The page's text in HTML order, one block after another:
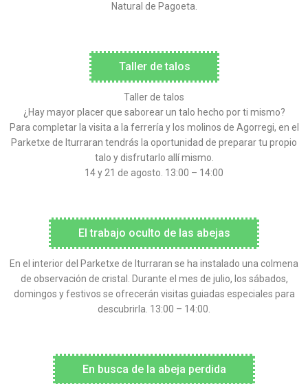
Natural de Pagoeta.
Taller de talos
Taller de talos
¿Hay mayor placer que saborear un talo hecho por ti mismo?
Para completar la visita a la ferrería y los molinos de Agorregi, en el
Parketxe de Iturraran tendrás la oportunidad de preparar tu propio
talo y disfrutarlo allí mismo.
14 y 21 de agosto. 13:00 – 14:00
El trabajo oculto de las abejas
En el interior del Parketxe de Iturraran se ha instalado una colmena
de observación de cristal. Durante el mes de julio, los sábados,
domingos y festivos se ofrecerán visitas guiadas especiales para
descubrirla. 13:00 – 14:00.
En busca de la abeja perdida